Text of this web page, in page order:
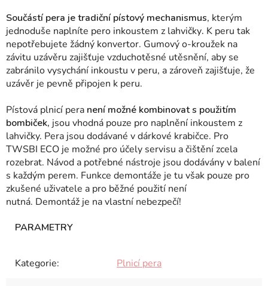
Součástí pera je tradiční pístový mechanismus, kterým
jednoduše naplníte pero inkoustem z lahvičky. K peru tak
nepotřebujete žádný konvertor. Gumový o-kroužek na
závitu uzávěru zajišťuje vzduchotěsné utěsnění, aby se
zabránilo vysychání inkoustu v peru, a zároveň zajišťuje, že
uzávěr je pevně připojen k peru.
Pístová plnicí pera není možné kombinovat s použitím
bombiček, jsou vhodná pouze pro naplnění inkoustem z
lahvičky. Pera jsou dodávané v dárkové krabičce. Pro
TWSBI ECO je možné pro účely servisu a čištění zcela
rozebrat. Návod a potřebné nástroje jsou dodávány v balení
s každým perem. Funkce demontáže je tu však pouze pro
zkušené uživatele a pro běžné použití není
nutná. Demontáž je na vlastní nebezpečí!
Kategorie: Plnicí pera